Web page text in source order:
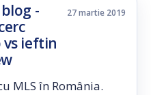
-
ieftin
27 martie 2019
MLS în România.